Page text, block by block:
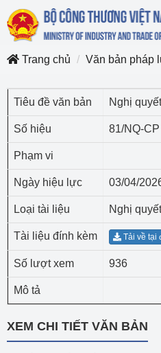
Trang chủ
Văn bản pháp
Tiêu đề văn bản Nghị
Số hiệu 81/NQ-CP
Phạm vi
Ngày hiệu lực 03/04/
Loại tài liệu Nghị quyết
Tài liệu đính kèm Tải về tại
Số lượt xem 936
Mô tả
XEM CHI TIẾT VĂN BẢN